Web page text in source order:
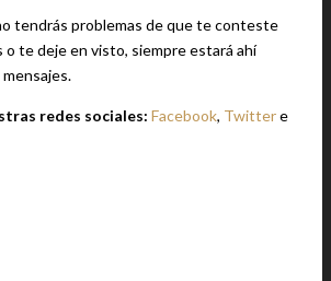
tendrás problemas de que te conteste
o te deje en visto, siempre estará ahí
redes sociales: Facebook, Twittere